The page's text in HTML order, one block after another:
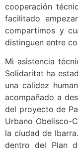
cooperación
facilitado
compartimos y
distinguen entre
Mi asistencia
Solidaritat ha
una calidez
acompañado a
del proyecto de
Urbano Obelisco-
la ciudad de
dentro del Plan